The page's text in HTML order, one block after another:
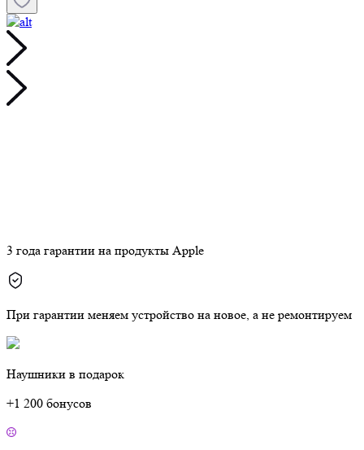
3 года гарантии на продукты Apple
При гарантии меняем устройство на новое, а не ремонтируем
Наушники в подарок
+1 200 бонусов